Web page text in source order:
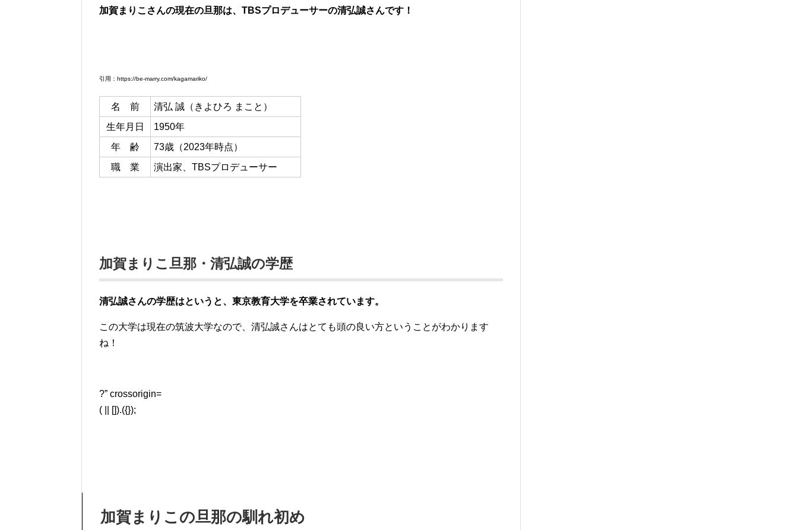
加賀まりこさんの現在の旦那は、TBSプロデューサーの清弘誠さんです！
引用：https://be-marry.com/kagamariko/
名 前
清弘 誠（きよひろ まこと）
生年月日
1950年
年 齢
73歳（2023年時点）
職 業
演出家、TBSプロデューサー
加賀まりこ旦那・清弘誠の学歴
清弘誠さんの学歴はというと、東京教育大学を卒業されています。
この大学は現在の筑波大学なので、清弘誠さんはとても頭の良い方ということがわかります
ね！
?” crossorigin=
( || []).({});
加賀まりこの旦那の馴れ初め